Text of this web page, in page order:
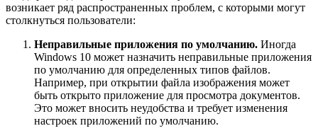
возникает ряд распространенных проблем, с которыми могут
столкнуться пользователи:
Неправильные приложения по умолчанию. Иногда
Windows 10 может назначить неправильные приложения
по умолчанию для определенных типов файлов.
Например, при открытии файла изображения может
быть открыто приложение для просмотра документов.
Это может вносить неудобства и требует изменения
настроек приложений по умолчанию.